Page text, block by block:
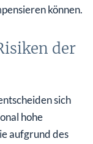
können.
der
sich
hohe
aufgrund des